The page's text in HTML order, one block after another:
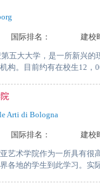
国际排名： 建校
大大学，是一所新兴的
构。目前约有在校生12，
Arti di Bologna
国际排名： 建校
术学院作为一所具有很
各地的学生到此学习。实